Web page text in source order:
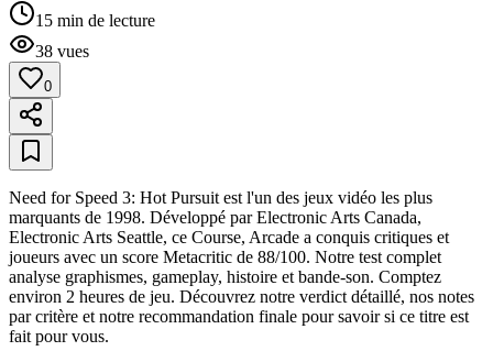
15 min de lecture
38 vues
0
Need for Speed 3: Hot Pursuit est l'un des jeux vidéo les plus
marquants de 1998. Développé par Electronic Arts Canada,
Electronic Arts Seattle, ce Course, Arcade a conquis critiques et
joueurs avec un score Metacritic de 88/100. Notre test complet
analyse graphismes, gameplay, histoire et bande-son. Comptez
environ 2 heures de jeu. Découvrez notre verdict détaillé, nos notes
par critère et notre recommandation finale pour savoir si ce titre est
fait pour vous.